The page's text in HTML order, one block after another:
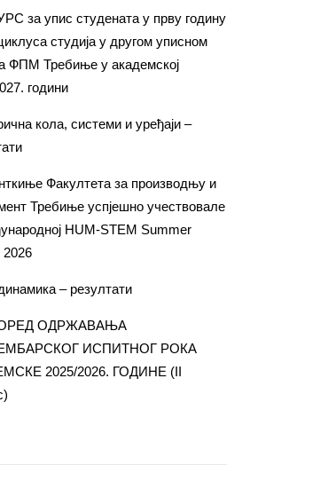
за упис студената у прву годину
студија у другом уписном
ФПМ Требиње у академској
години
кола, системи и уређаји –
Факултета за производњу и
Требиње успјешно учествовале
HUM-STEM Summer
2026
– резултати
ОДРЖАВАЊА
ИСПИТНОГ РОКА
2025/2026. ГОДИНЕ (II